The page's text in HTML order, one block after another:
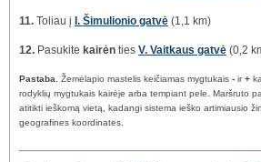
11. Toliau į I. Šimulionio gatvė (1,1 km)
12. Pasukite kairėn ties V. Vaitkaus gatvė (0,2
Pastaba. Žemėlapio mastelis keičiamas mygtukais - ir+
rodyklių mygtukais kairėje arba tempiant pele. Maršruto
atitikti ieškomą vietą, kadangi sistema ieško artimiausio
geografines koordinates.